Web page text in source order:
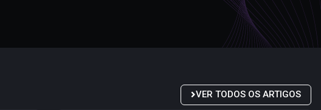
VER TODOS OS ARTIGOS